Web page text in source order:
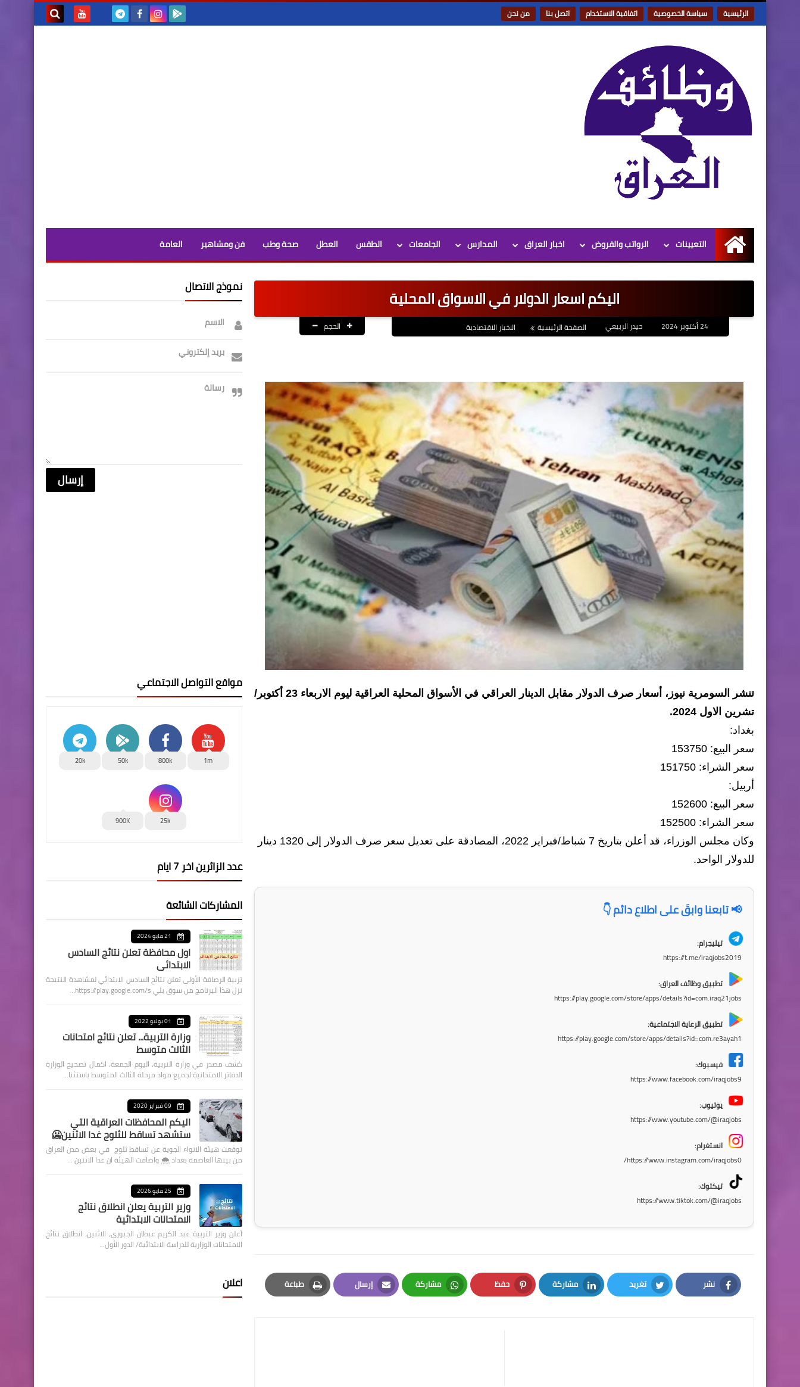
الرئيسية سياسة الخصوصية اتفاقية الاستخدام اتصل بنا من نحن
الرئيسية
التعيينات الرواتب والقروض اخبار العراق المدارس الجامعات الطقس العطل صحة وطب فن ومشاهير العامة
اليكم اسعار الدولار في الاسواق المحلية
حيدر الربيعي الصفحة الرئيسية الاخبار الاقتصادية الحجم
تنشر السومرية نيوز، أسعار صرف الدولار مقابل الدينار العراقي في الأسواق المحلية العراقية ليوم الاربعاء 23 أكتوبر/
تشرين الاول 2024.
بغداد:
سعر البيع: 153750
سعر الشراء: 151750
أربيل:
سعر البيع: 152600
سعر الشراء: 152500
وكان مجلس الوزراء، قد أعلن بتاريخ 7 شباط/فبراير 2022، المصادقة على تعديل سعر صرف الدولار إلى 1320 دينار
للدولار الواحد.
📢 تابعنا وابقَ على اطلاع دائم 👇
تيليجرام:
https://t.me/iraqjobs2019
تطبيق وظائف العراق:
https://play.google.com/store/apps/details?id=com.iraq21jobs
تطبيق الرعاية الاجتماعية:
https://play.google.com/store/apps/details?id=com.re3ayah1
فيسبوك:
https://www.facebook.com/iraqjobs9
يوتيوب:
https://www.youtube.com/@iraqjobs
انستغرام:
https://www.instagram.com/iraqjobs0/
تيكتوك:
https://www.tiktok.com/@iraqjobs
نشر
Facebook
تغريد
Twitter
مشاركة
LinkedIn
حفظ
Pinterest
مشاركة
Whatsapp
إرسال
Email
طباعة
Print
نموذج الاتصال
الاسم
بريد إلكتروني
رسالة
مواقع التواصل الاجتماعي
1m
800k
50k
20k
25k
900K
عدد الزائرين اخر 7 ايام
المشاركات الشائعة
21 مايو 2024
اول محافظة تعلن نتائج السادس
الابتدائي
تربية الرصافة الأولى تعلن نتائج السادس الابتدائي لمشاهدة النتيجة
نزل هذا البرنامج من سوق بلي https://play.google.com/s…
01 يوليو 2022
وزارة التربية... تعلن نتائج امتحانات
الثالث متوسط
كشف مصدر في وزارة التربية، اليوم الجمعة، اكمال تصحيح الوزارة
الدفاتر الامتحانية لجميع مواد مرحلة الثالث المتوسط باستثنا…
09 فبراير 2020
اليكم المحافظات العراقية التي
ستشهد تساقط للثلوج غدا الاثنين🥶
توقعت هيئة الانواء الجوية عن تساقط ثلوج في بعض مدن العراق
من بينها العاصمة بغداد ⁦🌨️⁩ واضافت الهيئة ان غدا الاثنين …
25 مايو 2026
وزير التربية يعلن انطلاق نتائج
الامتحانات الابتدائية
أعلن وزير التربية عبد الكريم عبطان الجبوري، الاثنين، انطلاق نتائج
الامتحانات الوزارية للدراسة الابتدائية/ الدور الأول…
اعلان